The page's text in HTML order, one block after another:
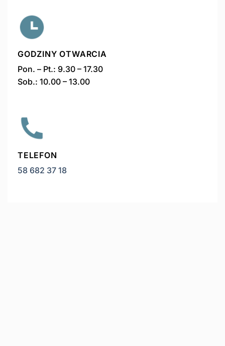
GODZINY OTWARCIA
Pon. – Pt.: 9.30 – 17.30
Sob.: 10.00 – 13.00
TELEFON
58 682 37 18